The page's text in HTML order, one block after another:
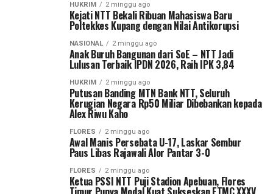
HUKRIM 2 minggu ago
Kejati NTT Bekali Ribuan Mahasiswa Baru
Poltekkes Kupang dengan Nilai Antikorupsi
NASIONAL 2 minggu ago
Anak Buruh Bangunan dari SoE – NTT Jadi
Lulusan Terbaik IPDN 2026, Raih IPK 3,84
HUKRIM 2 minggu ago
Putusan Banding MTN Bank NTT, Seluruh
Kerugian Negara Rp50 Miliar Dibebankan kepada
Alex Riwu Kaho
FLORES 2 minggu ago
Awal Manis Persebata U-17, Laskar Sembur
Paus Libas Rajawali Alor Pantar 3-0
FLORES 2 minggu ago
Ketua PSSI NTT Puji Stadion Apebuan, Flores